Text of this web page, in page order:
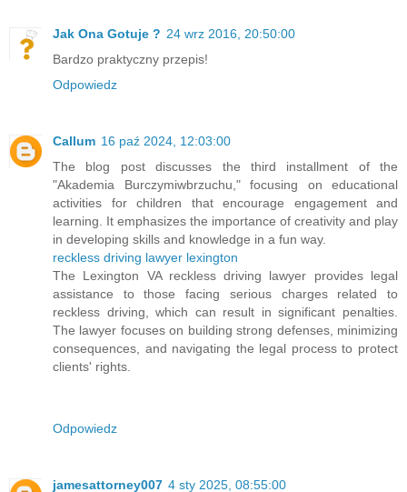
Jak Ona Gotuje ? 24 wrz 2016, 20:50:00
Bardzo praktyczny przepis!
Odpowiedz
Callum 16 paź 2024, 12:03:00
The blog post discusses the third installment of the
"Akademia Burczymiwbrzuchu," focusing on educational
activities for children that encourage engagement and
learning. It emphasizes the importance of creativity and play
in developing skills and knowledge in a fun way.
reckless driving lawyer lexington
The Lexington VA reckless driving lawyer provides legal
assistance to those facing serious charges related to
reckless driving, which can result in significant penalties.
The lawyer focuses on building strong defenses, minimizing
consequences, and navigating the legal process to protect
clients' rights.
Odpowiedz
jamesattorney007 4 sty 2025, 08:55:00